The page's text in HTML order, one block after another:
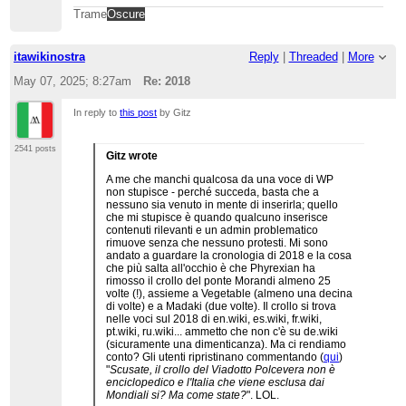
Maduro in Venezuela, l'attentato al mercatino di
natale di Strasburgo, l'accordo di pace tra Kim
Nella talk c'è una sola breve discussione dal titolo
eloquente " Priva di eventi
incute timore ". All'utente periferico Lrt000 che
volte ed è uno dei motivi per cui la voce è
semiprotetta. Che nel 2018 o nel 1974 sia crollato
un ponte o sia franato un monte in Italia o in
Burkina Faso non è un evento rilevante per la
Storia dell'umanità. Questa voce non è un
calendario, tantomento locale, né un notiziario,
tantomento di breaking news. Stiamo scrivendo
un'enciclopedia, e le informazioni sul crollo del
viadotto sono giustamente già riportate altrove,
come ad esempio nella voce sul viadotto, visto
che abbiamo addirittura una voce interamente
dedicata ad un singolo ponte autostradale."
Ci tengo a notare che Phyrexian che si stupisce
che "abbiamo addirittura una voce interamente
dedicata ad un singolo ponte autostradale"
(all'epoca gli admin si opponevano alla creazione
di una voce sul crollo), è lo stesso utente che ha
TrameOscure
itawikinostra Reply| Threaded
More
May 07, 2025; 8:27am
Re: 2018
2541 posts
In reply tothis post by Gitz
Gitz wrote
A me che manchi qualcosa da una voce di WP
non stupisce - perché succeda, basta che a
nessuno sia venuto in mente di inserirla; quello
che mi stupisce è quando qualcuno inserisce
contenuti rilevanti e un admin problematico
rimuove senza che nessuno protesti. Mi sono
andato a guardare la cronologia di 2018 e la cosa
che più salta all'occhio è che Phyrexian ha
rimosso il crollo del ponte Morandi almeno 25
volte (!), assieme a Vegetable (almeno una decina
di volte) e a Madaki (due volte). Il crollo si trova
nelle voci sul 2018 di en.wiki, es.wiki, fr.wiki,
pt.wiki, ru.wiki... ammetto che non c'è su de.wiki
(sicuramente una dimenticanza). Ma ci rendiamo
conto? Gli utenti ripristinano commentando (qui)
"Scusate, il crollo del Viadotto Polcevera non è
enciclopedico e l'Italia che viene esclusa dai
Mondiali si? Ma come state?". LOL.